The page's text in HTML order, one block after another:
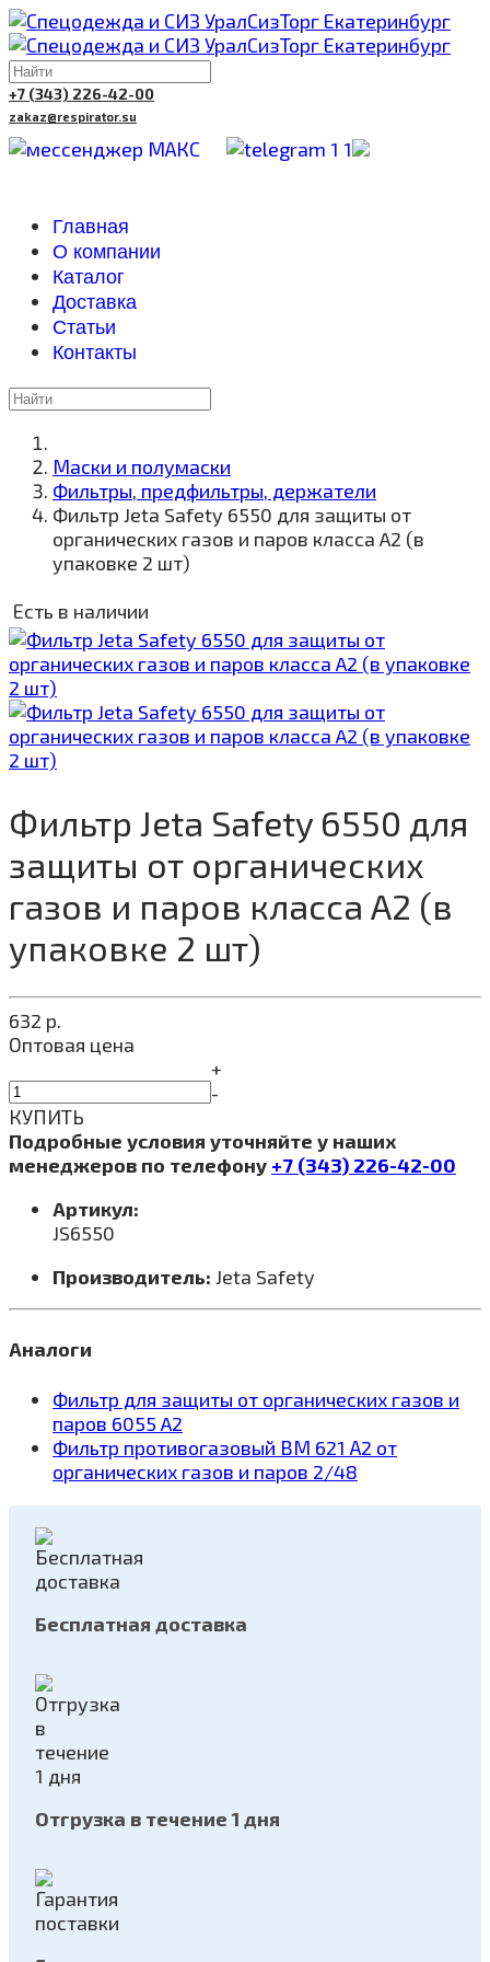
+7 (343) 226-42-00
zakaz@respirator.su
Главная
О компании
Каталог
Доставка
Cтатьи
Контакты
Маски и полумаски
Фильтры, предфильтры, держатели
Фильтр Jeta Safety 6550 для защиты от
органических газов и паров класса A2 (в
упаковке 2 шт)
Есть в наличии
Фильтр Jeta Safety 6550 для
защиты от органических
газов и паров класса A2 (в
упаковке 2 шт)
632 р.
Оптовая цена
+
-
КУПИТЬ
Подробные условия уточняйте у наших
менеджеров по телефону +7 (343) 226-42-00
Артикул:
JS6550
Производитель: Jeta Safety
Аналоги
Фильтр для защиты от органических газов и
паров 6055 A2
Фильтр противогазовый ВМ 621 А2 от
органических газов и паров 2/48
Бесплатная доставка
Отгрузка в течение 1 дня